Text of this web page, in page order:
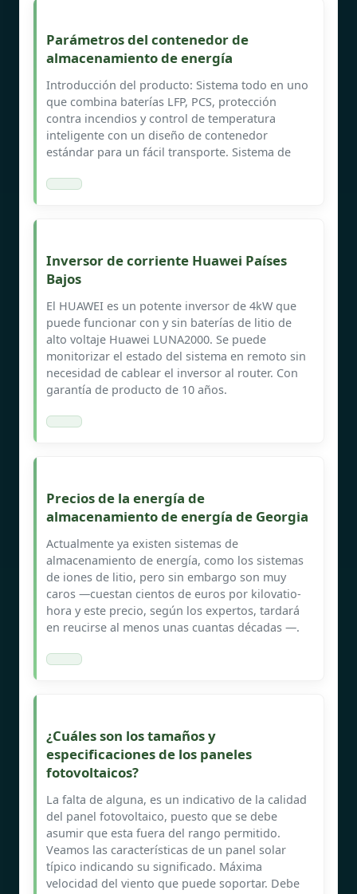
Parámetros del contenedor de
almacenamiento de energía
Introducción del producto: Sistema todo en uno
que combina baterías LFP, PCS, protección
contra incendios y control de temperatura
inteligente con un diseño de contenedor
estándar para un fácil transporte. Sistema de
Inversor de corriente Huawei Países
Bajos
El HUAWEI es un potente inversor de 4kW que
puede funcionar con y sin baterías de litio de
alto voltaje Huawei LUNA2000. Se puede
monitorizar el estado del sistema en remoto sin
necesidad de cablear el inversor al router. Con
garantía de producto de 10 años.
Precios de la energía de
almacenamiento de energía de Georgia
Actualmente ya existen sistemas de
almacenamiento de energía, como los sistemas
de iones de litio, pero sin embargo son muy
caros —cuestan cientos de euros por kilovatio-
hora y este precio, según los expertos, tardará
en reucirse al menos unas cuantas décadas —.
¿Cuáles son los tamaños y
especificaciones de los paneles
fotovoltaicos?
La falta de alguna, es un indicativo de la calidad
del panel fotovoltaico, puesto que se debe
asumir que esta fuera del rango permitido.
Veamos las características de un panel solar
típico indicando su significado. Máxima
velocidad del viento que puede soportar. Debe